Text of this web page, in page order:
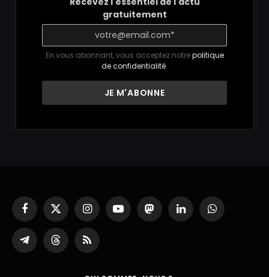
gratuitement
En vous abonnant, vous acceptez notrepolitique
de confidentialité.
Facebook
X
(Twitter)
InstagramYouTubeMastodonLinkedInWhatsApp
Partager
sur
ThreadsRSS